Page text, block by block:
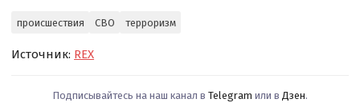
происшествия СВО терроризм
Источник: REX
Подписывайтесь на наш канал в Telegram или в Дзен.